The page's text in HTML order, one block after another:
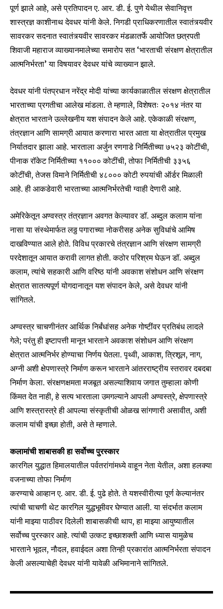
Join our community of
SUBSCRIBERS and be part of the
conversation.
To subscribe, simply enter your email address on our website
or click the subscribe button below. Don't worry, we respect
your privacy and won't spam your inbox. Your information is
safe with us.
SUBSCRIBE
I've read and accept thePrivacy Policy.
6,300
Fans
32,111
Followers
75
Followers
पूर्ण झाले आहे, असे प्रतिपादन ए. आर. डी. ई. पुणे येथील सेवानिवृत्त
शास्त्रज्ञ काशीनाथ देवधर यांनी केले. निगडी प्राधिकरणातील स्वातंत्र्यवीर
सावरकर सदनात स्वातंत्र्यवीर सावरकर मंडळातर्फे आयोजित छत्रपती
शिवाजी महाराज व्याख्यानमालेच्या समारोप सत ‘भारताची संरक्षण क्षेत्रातील
आत्मनिर्भरता’ या विषयावर देवधर यांचे व्याख्यान झाले.
देवधर यांनी पंतप्रधान नरेंद्र मोदी यांच्या कार्यकाळातील संरक्षण क्षेत्रातील
भारताच्या प्रगतीचा आलेख मांडला. ते म्हणाले, विशेषतः २०१४ नंतर या
क्षेत्रात भारताने उल्लेखनीय यश संपादन केले आहे. एकेकाळी संरक्षण,
तंत्रज्ञान आणि सामग्री आयात करणारा भारत आता या क्षेत्रातील प्रमुख
निर्यातदार झाला आहे. भारताला अर्जुन रणगाडे निर्मितीच्या ७५२३ कोटींची,
पीनाक रॉकेट निर्मितीच्या ११००० कोटींची, तोफा निर्मितीची ३३५६
कोटींची, तेजस विमाने निर्मितीची ४८००० कोटी रुपयांची ऑर्डर मिळाली
आहे. ही आकडेवारी भारताच्या आत्मनिर्भरतेची ग्वाही देणारी आहे.
अमेरिकेतून अण्वस्त्र तंत्रज्ञान अवगत केल्यावर डॉ. अब्दुल कलाम यांना
नासा या संस्थेमार्फत लठ्ठ पगाराच्या नोकरीसह अनेक सुविधांचे आमिष
दाखविण्यात आले होते. विविध प्रकारचे तंत्रज्ञान आणि संरक्षण सामग्री
परदेशातून आयात करावी लागत होती. कठोर परिश्रम घेऊन डॉ. अब्दुल
कलाम, त्यांचे सहकारी आणि वरिष्ठ यांनी अवकाश संशोधन आणि संरक्षण
क्षेत्रात सातत्यपूर्ण योगदानातून यश संपादन केले, असे देवधर यांनी
सांगितले.
अण्वस्त्र चाचणीनंतर आर्थिक निर्बंधांसह अनेक गोष्टींवर प्रतिबंध लादले
गेले; परंतु ही इष्टापत्ती मानून भारताने अवकाश संशोधन आणि संरक्षण
क्षेत्रात आत्मनिर्भर होण्याचा निर्णय घेतला. पृथ्वी, आकाश, त्रिशूल, नाग,
अग्नी अशी क्षेपणास्त्रे निर्माण करून भारताने आंतरराष्ट्रीय स्तरावर दबदबा
निर्माण केला. संरक्षणक्षमता मजबूत असल्याशिवाय जगात तुम्हाला कोणी
किंमत देत नाही, हे सत्य भारताला उमगल्याने आपली अण्वस्त्रे, क्षेपणास्त्रे
आणि शस्त्रास्त्रे ही आपल्या संस्कृतीची ओळख सांगणारी असावीत, अशी
कलाम यांची इच्छा होती, असे ते म्हणाले.
कलामांची शाबासकी हा सर्वोच्च पुरस्कार
कारगिल युद्धात हिमालयातील पर्वतरांगांमध्ये वाहून नेता येतील, अशा हलक्या
वजनाच्या तोफा निर्माण
करण्याचे आव्हान ए. आर. डी. ई. पुढे होते. ते यशस्वीरीत्या पूर्ण केल्यानंतर
त्यांची चाचणी थेट कारगिल युद्धभूमीवर घेण्यात आली. या संदर्भात कलाम
यांनी माझ्या पाठीवर दिलेली शाबासकीची थाप, हा माझ्या आयुष्यातील
सर्वोच्च पुरस्कार आहे. त्यांची उत्कट इच्छाशक्ती आणि ध्यास यामुळेच
भारताने भूदल, नौदल, हवाईदल अशा तिन्ही प्रकारांत आत्मनिर्भरता संपादन
केली असल्याचेही देवधर यांनी यावेळी अभिमानाने सांगितले.